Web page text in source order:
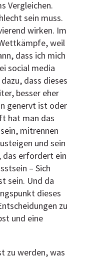
Vergleichen.
sein muss.
wirken. Im
weil
dass ich mich
social media
dass dieses
besser eher
genervt ist oder
hat man das
mitrennen
und sein
das erfordert ein
– Sich
sein. Und da
dieses
zu
und eine
zu werden, was